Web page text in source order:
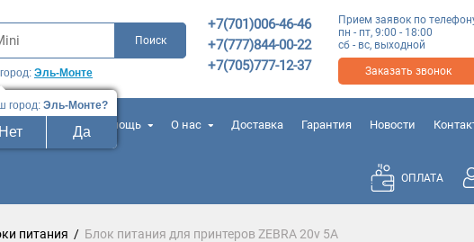
Эль-Монте
город: Эль-Монте?
Нет Да
+7(701)006-46-46
+7(777)844-00-22
+7(705)777-12-37
Прием заявок по
пн - пт, 9:00 - 18:00
сб - вс, выходной
Заказать звонок
контакты Помощь О нас Доставка Гарантия Новости
ОПЛАТА
питания / Блок питания для принтеров ZEBRA 20v 5A